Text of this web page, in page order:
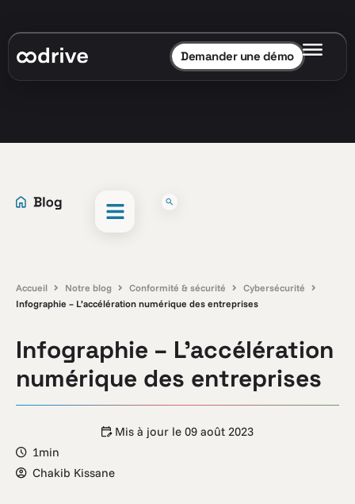
Demander une démo
Accueil Notre blog Conformité & sécurité
Cybersécurité
Infographie – L’accélération numérique des entreprises
Infographie – L’accélération
numérique des entreprises
Mis à jour le 09 août 2023
1min
Chakib Kissane